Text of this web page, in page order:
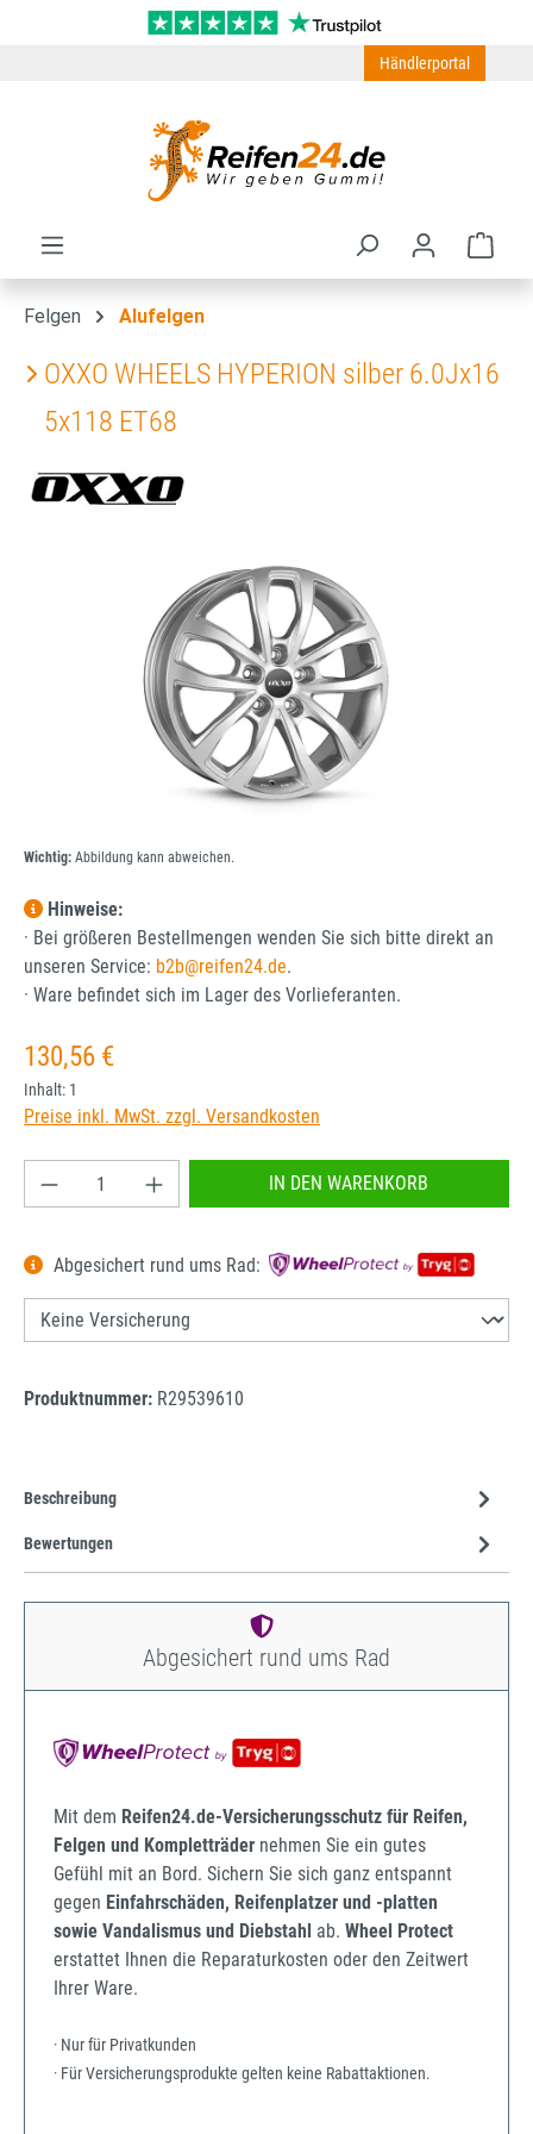
Zum Hauptinhalt springen
Händlerportal
Felgen Alufelgen
OXXO WHEELS HYPERION silber 6.0Jx16
5x118 ET68
Bildergalerie überspringen
Wichtig: Abbildung kann abweichen.
Hinweise:
· Bei größeren Bestellmengen wenden Sie sich bitte direkt an
unseren Service: b2b@reifen24.de.
· Ware befindet sich im Lager des Vorlieferanten.
Regulärer Preis:
130,56 €
Inhalt: 1
Preise inkl. MwSt. zzgl. Versandkosten
Produkt Anzahl: Gib den gewünschten Wert
IN DEN WARENKORB
Abgesichert rund ums Rad:
Produktnummer: R29539610
Beschreibung
Bewertungen
Abgesichert rund ums Rad
Mit dem Reifen24.de-Versicherungsschutz für Reifen,
Felgen und Kompletträder nehmen Sie ein gutes
Gefühl mit an Bord. Sichern Sie sich ganz entspannt
gegen Einfahrschäden, Reifenplatzer und -platten
sowie Vandalismus und Diebstahl ab. Wheel Protect
erstattet Ihnen die Reparaturkosten oder den Zeitwert
Ihrer Ware.
· Nur für Privatkunden
· Für Versicherungsprodukte gelten keine Rabattaktionen.